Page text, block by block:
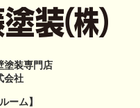
塗装専門店
会社
ーム】